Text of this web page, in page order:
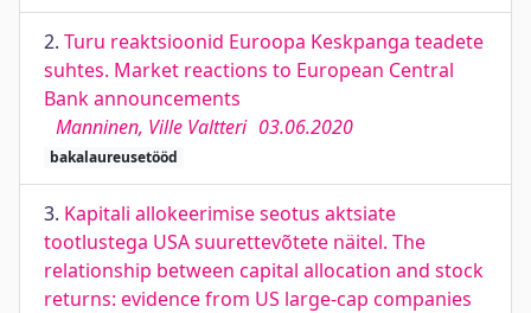
2. Turu reaktsioonid Euroopa Keskpanga teadete
suhtes. Market reactions to European Central
Bank announcements
Manninen, Ville Valtteri 03.06.2020
bakalaureusetööd
3. Kapitali allokeerimise seotus aktsiate
tootlustega USA suurettevõtete näitel. The
relationship between capital allocation and stock
returns: evidence from US large-cap companies